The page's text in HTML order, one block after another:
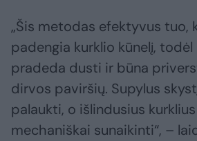
„Šis metodas efektyvus tuo,
padengia kurklio kūnelį, todėl
pradeda dusti ir būna
dirvos paviršių. Supylus
palaukti, o išlindusius
mechaniškai sunaikinti“, –